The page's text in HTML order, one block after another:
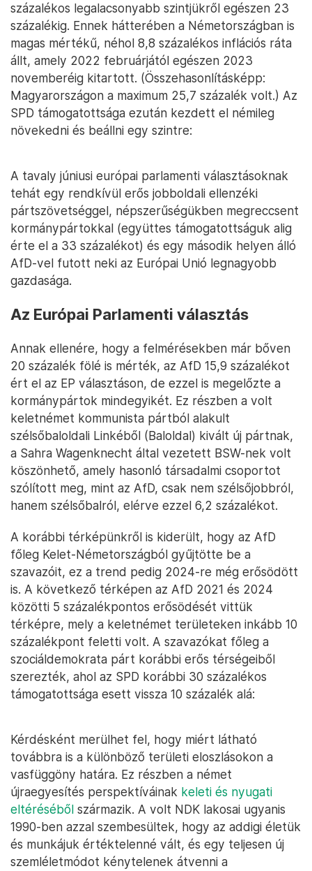
százalékos legalacsonyabb szintjükről egészen 23
százalékig. Ennek hátterében a Németországban is
magas mértékű, néhol 8,8 százalékos inflációs ráta
állt, amely 2022 februárjától egészen 2023
novemberéig kitartott. (Összehasonlításképp:
Magyarországon a maximum 25,7 százalék volt.) Az
SPD támogatottsága ezután kezdett el némileg
növekedni és beállni egy szintre:
A tavaly júniusi európai parlamenti választásoknak
tehát egy rendkívül erős jobboldali ellenzéki
pártszövetséggel, népszerűségükben megreccsent
kormánypártokkal (együttes támogatottságuk alig
érte el a 33 százalékot) és egy második helyen álló
AfD-vel futott neki az Európai Unió legnagyobb
gazdasága.
Az Európai Parlamenti választás
Annak ellenére, hogy a felmérésekben már bőven
20 százalék fölé is mérték, az AfD 15,9 százalékot
ért el az EP választáson, de ezzel is megelőzte a
kormánypártok mindegyikét. Ez részben a volt
keletnémet kommunista pártból alakult
szélsőbaloldali Linkéből (Baloldal) kivált új pártnak,
a Sahra Wagenknecht által vezetett BSW-nek volt
köszönhető, amely hasonló társadalmi csoportot
szólított meg, mint az AfD, csak nem szélsőjobbról,
hanem szélsőbalról, elérve ezzel 6,2 százalékot.
A korábbi térképünkről is kiderült, hogy az AfD
főleg Kelet-Németországból gyűjtötte be a
szavazóit, ez a trend pedig 2024-re még erősödött
is. A következő térképen az AfD 2021 és 2024
közötti 5 százalékpontos erősödését vittük
térképre, mely a keletnémet területeken inkább 10
százalékpont feletti volt. A szavazókat főleg a
szociáldemokrata párt korábbi erős térségeiből
szerezték, ahol az SPD korábbi 30 százalékos
támogatottsága esett vissza 10 százalék alá:
Kérdésként merülhet fel, hogy miért látható
továbbra is a különböző területi eloszlásokon a
vasfüggöny határa. Ez részben a német
újraegyesítés perspektíváinak keleti és nyugati
eltéréséből származik. A volt NDK lakosai ugyanis
1990-ben azzal szembesültek, hogy az addigi életük
és munkájuk értéktelenné vált, és egy teljesen új
szemléletmódot kénytelenek átvenni a